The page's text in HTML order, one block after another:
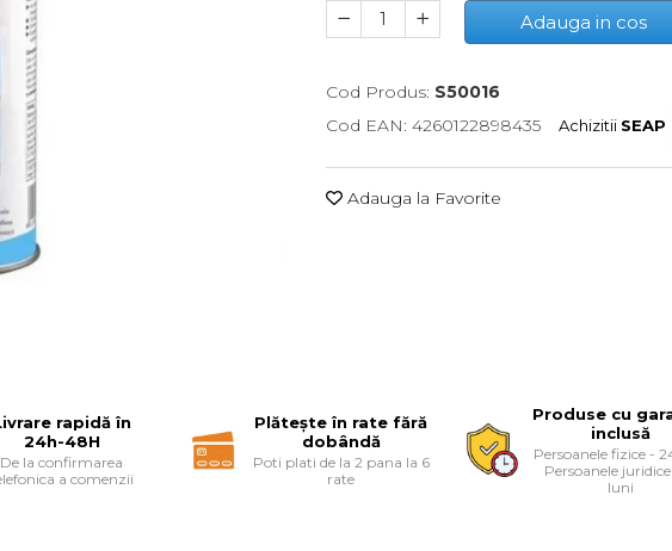
Adauga in cos
Cod Produs: S50016
Cod EAN: 4260122898435
Achizitii SEAP
Adauga la Favorite
rapidă în
24h-48H
De la confirmarea
a comenzii
Plătește în rate fără
dobândă
Poti plati de la 2 pana la 6
rate
Produse cu
inclusă
Persoanele fizice -
Persoanele juridice
luni